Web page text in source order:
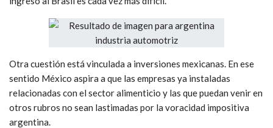
Otra cuestión está vinculada a inversiones mexicanas. En ese
sentido México aspira a que las empresas ya instaladas
relacionadas con el sector alimenticio y las que puedan venir en
otros rubros no sean lastimadas por la voracidad impositiva
argentina.